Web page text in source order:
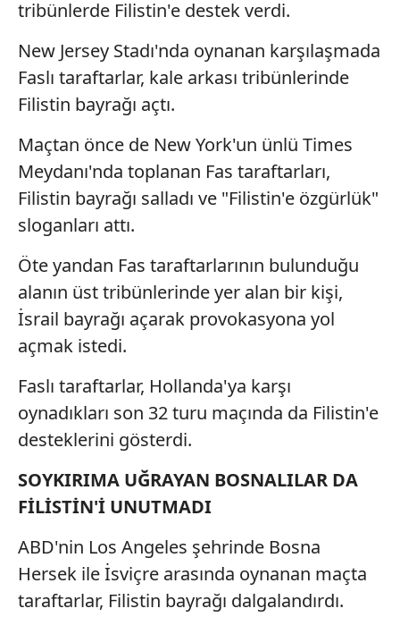
tribünlerde Filistin'e destek verdi.
New Jersey Stadı'nda oynanan karşılaşmada
Faslı taraftarlar, kale arkası tribünlerinde
Filistin bayrağı açtı.
Maçtan önce de New York'un ünlü Times
Meydanı'nda toplanan Fas taraftarları,
Filistin bayrağı salladı ve "Filistin'e özgürlük"
sloganları attı.
Öte yandan Fas taraftarlarının bulunduğu
alanın üst tribünlerinde yer alan bir kişi,
İsrail bayrağı açarak provokasyona yol
açmak istedi.
Faslı taraftarlar, Hollanda'ya karşı
oynadıkları son 32 turu maçında da Filistin'e
desteklerini gösterdi.
SOYKIRIMA UĞRAYAN BOSNALILAR DA
FİLİSTİN'İ UNUTMADI
ABD'nin Los Angeles şehrinde Bosna
Hersek ile İsviçre arasında oynanan maçta
taraftarlar, Filistin bayrağı dalgalandırdı.